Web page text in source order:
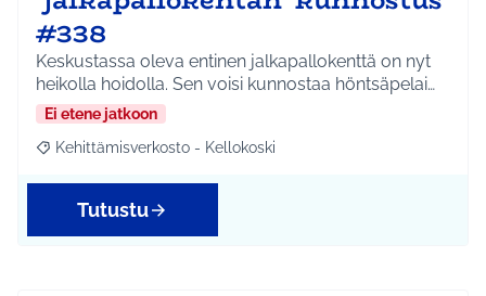
#338
Keskustassa oleva entinen jalkapallokenttä on nyt
heikolla hoidolla. Sen voisi kunnostaa höntsäpelai…
Ei etene jatkoon
Rajaa tulokset aihepiirin mukaan: Kehittämisverkosto -
Kehittämisverkosto - Kellokoski
Tutustu